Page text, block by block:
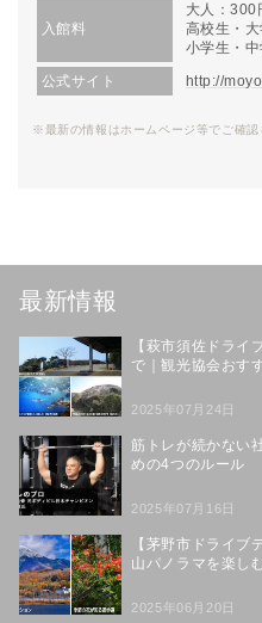
入館料
大人：300
高校生・
小学生・
公式サイト
http://
※最新の情報はホームページ等でご確認
最新情報
【萩市須佐ドライ
で｜観光協会おす
2025年07月24日
筋トレが続かない
めの4つのルール
2025年07月16日
【茅野市ドライ
山パノラマを楽し
2025年06月20日